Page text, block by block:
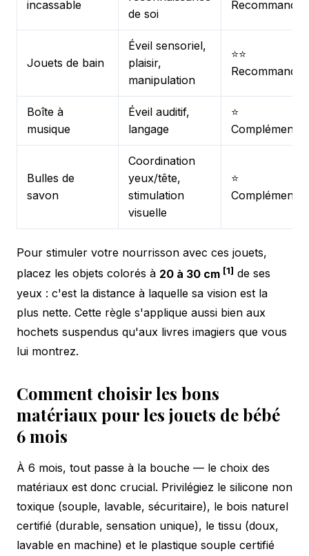
incassable
de soi
Recommandé
Jouets de bain
Éveil sensoriel,
plaisir,
manipulation
⭐⭐
Recommandé
Boîte à
musique
Éveil auditif,
langage
⭐
Bulles de
savon
Coordination
yeux/tête,
stimulation
visuelle
⭐
Pour stimuler votre nourrisson avec ces jouets,
placez les objets colorés à 20 à 30 cm [1] de ses
yeux : c'est la distance à laquelle sa vision est la
plus nette. Cette règle s'applique aussi bien aux
hochets suspendus qu'aux livres imagiers que vous
lui montrez.
Comment choisir les bons
matériaux pour les jouets de bébé
6 mois
À 6 mois, tout passe à la bouche — le choix des
matériaux est donc crucial. Privilégiez le silicone non
toxique (souple, lavable, sécuritaire), le bois naturel
certifié (durable, sensation unique), le tissu (doux,
lavable en machine) et le plastique souple certifié